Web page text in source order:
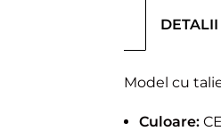
Model cu
Culoare: